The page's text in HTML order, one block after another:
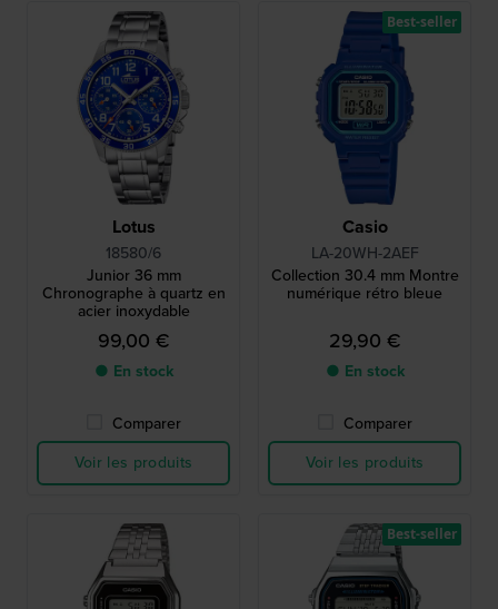
Lotus
18580/6
Junior 36 mm
Chronographe à quartz en
acier inoxydable
99,00 €
● En stock
Comparer
Voir les produits
Casio
LA-20WH-2AEF
Collection 30.4 mm Montre
numérique rétro bleue
29,90 €
● En stock
Comparer
Voir les produits
Best-seller
Best-seller